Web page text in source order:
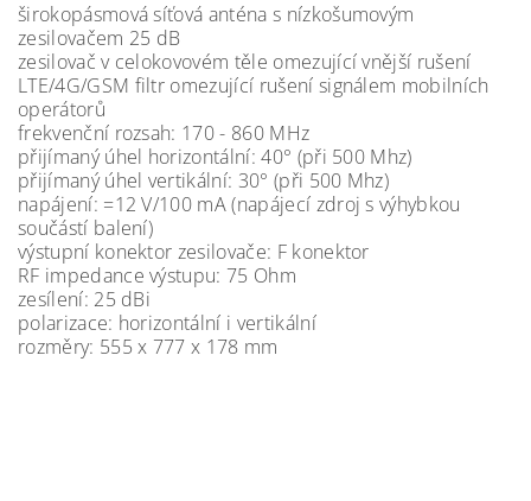
širokopásmová síťová anténa s nízkošumovým
zesilovačem 25 dB
zesilovač v celokovovém těle omezující vnější rušení
LTE/4G/GSM filtr omezující rušení signálem mobilních
operátorů
frekvenční rozsah: 170 - 860 MHz
přijímaný úhel horizontální: 40° (při 500 Mhz)
přijímaný úhel vertikální: 30° (při 500 Mhz)
napájení: =12 V/100 mA (napájecí zdroj s výhybkou
součástí balení)
výstupní konektor zesilovače: F konektor
RF impedance výstupu: 75 Ohm
zesílení: 25 dBi
polarizace: horizontální i vertikální
rozměry: 555 x 777 x 178 mm